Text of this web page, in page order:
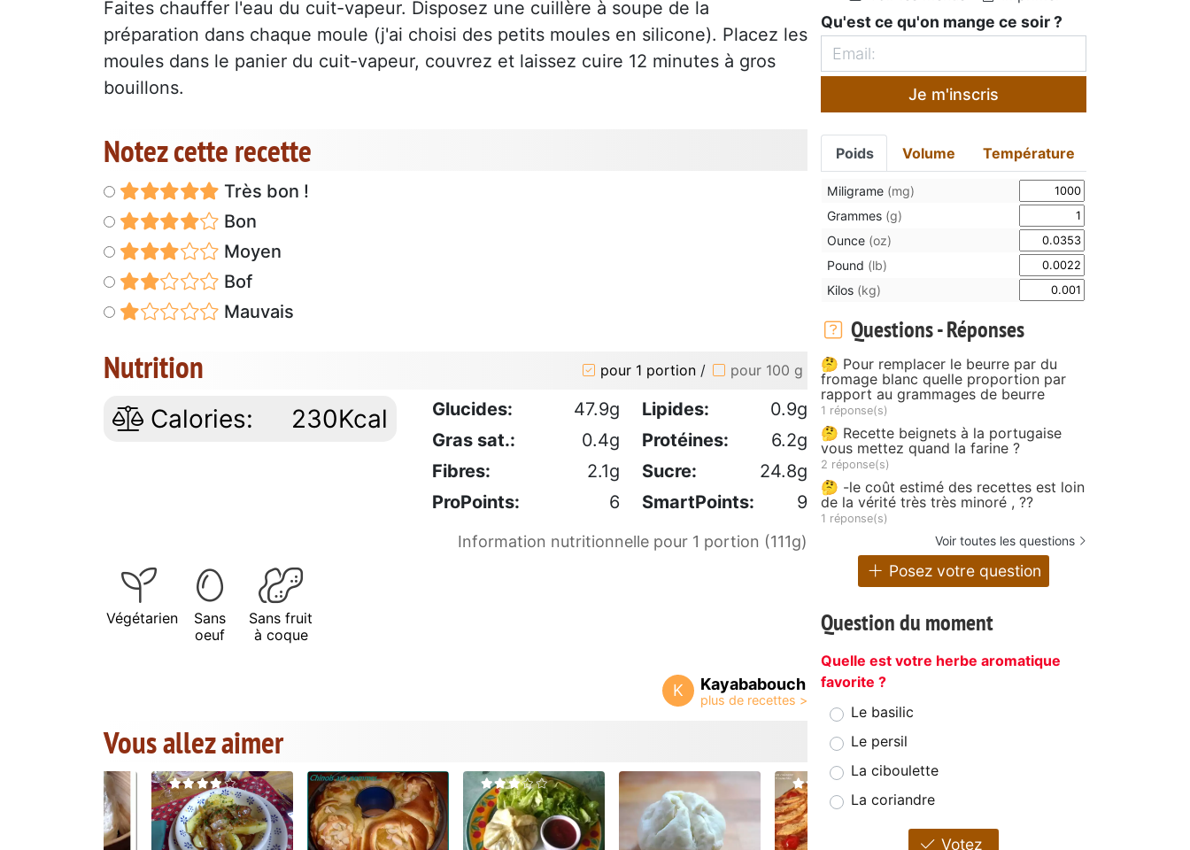
Faites chauffer l'eau du cuit-vapeur. Disposez une cuillère à soupe de la
préparation dans chaque moule (j'ai choisi des petits moules en silicone). Placez les
moules dans le panier du cuit-vapeur, couvrez et laissez cuire 12 minutes à gros
bouillons.
Notez cette recette
Très bon !
Bon
Moyen
Bof
Mauvais
Nutrition pour 1 portion / pour 100 g
Calories: 230Kcal Glucides: 47.9g Lipides:
0.9g
Gras sat.:
0.4g Protéines:
6.2g
Fibres:
2.1g Sucre:
24.8g
ProPoints:
6 SmartPoints: 9
Information nutritionnelle pour 1 portion (111g)
Végétarien
Sans
oeuf
Sans fruit
à coque
K Kayababouch
Vous allez aimer
Qu'est ce qu'on mange ce soir ?
Je m'inscris
Poids Volume Température
Miligrame (mg)
Grammes (g)
Ounce (oz)
Pound (lb)
Kilos (kg)
Questions - Réponses
🤔 Pour remplacer le beurre par du
fromage blanc quelle proportion par
rapport au grammages de beurre
1 réponse(s)
🤔 Recette beignets à la portugaise
vous mettez quand la farine ?
2 réponse(s)
🤔 -le coût estimé des recettes est loin
de la vérité très très minoré , ??
1 réponse(s)
Voir toutes les questions
Posez votre question
Question du moment
Quelle est votre herbe aromatique
favorite ?
Le basilic
Le persil
La ciboulette
La coriandre
Votez